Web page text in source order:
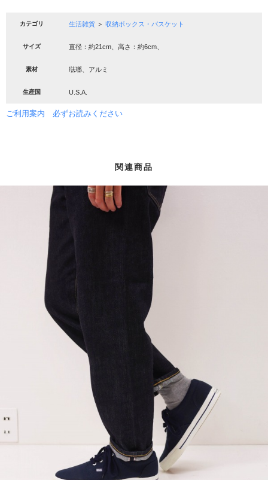
カテゴリ 生活雑貨 ＞ 収納ボックス・バスケット
サイズ 直径：約21cm、高さ：約6cm、
素材 琺瑯、アルミ
生産国 U.S.A.
ご利用案内 必ずお読みください
関連商品